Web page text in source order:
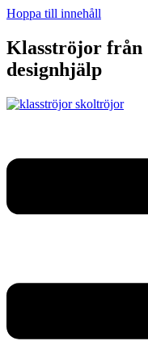
Hoppa till innehåll
Klasströjor
designhjälp